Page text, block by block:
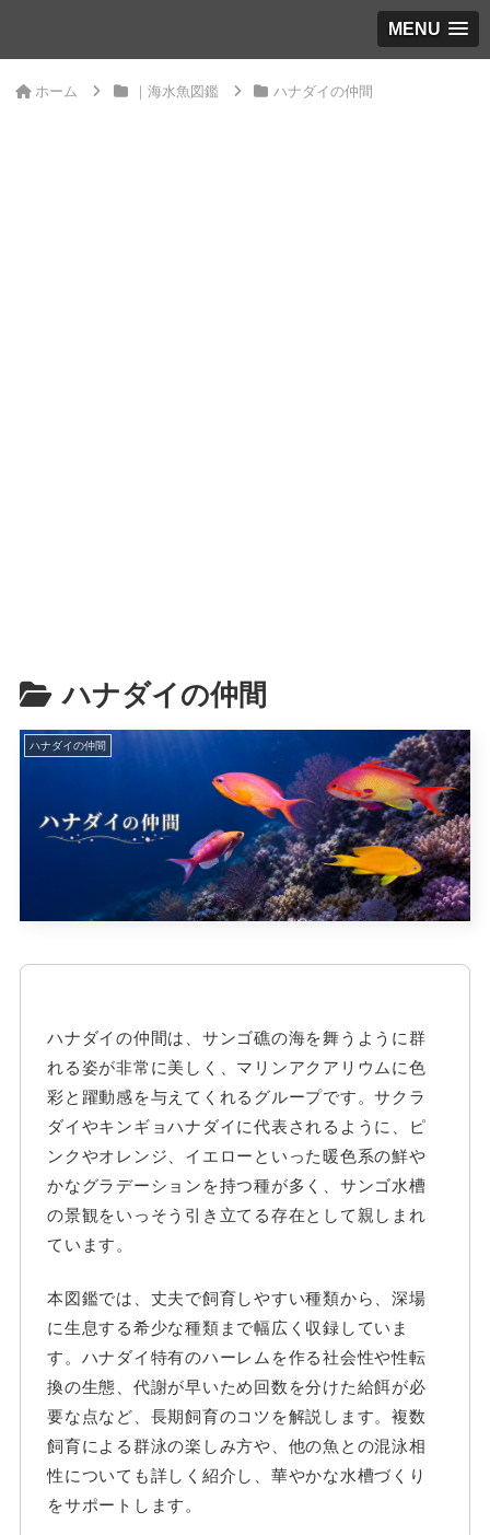
MENU
ホーム ｜海水魚図鑑 ハナダイの仲間
ハナダイの仲間
ハナダイの仲間
ハナダイの仲間は、サンゴ礁の海を舞うように群
れる姿が非常に美しく、マリンアクアリウムに色
彩と躍動感を与えてくれるグループです。サクラ
ダイやキンギョハナダイに代表されるように、ピ
ンクやオレンジ、イエローといった暖色系の鮮や
かなグラデーションを持つ種が多く、サンゴ水槽
の景観をいっそう引き立てる存在として親しまれ
ています。
本図鑑では、丈夫で飼育しやすい種類から、深場
に生息する希少な種類まで幅広く収録していま
す。ハナダイ特有のハーレムを作る社会性や性転
換の生態、代謝が早いため回数を分けた給餌が必
要な点など、長期飼育のコツを解説します。複数
飼育による群泳の楽しみ方や、他の魚との混泳相
性についても詳しく紹介し、華やかな水槽づくり
をサポートします。